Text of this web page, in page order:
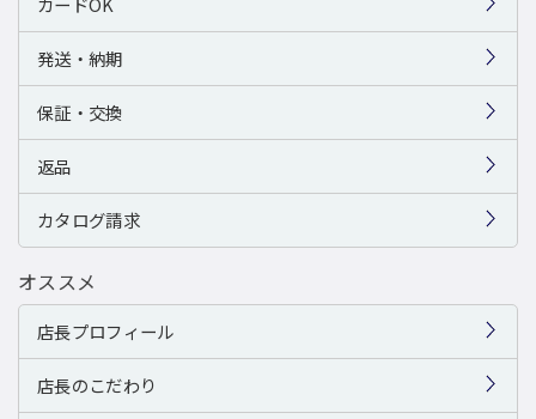
発送・納期
保証・交換
返品
カタログ請求
オススメ
店長プロフィール
店長のこだわり